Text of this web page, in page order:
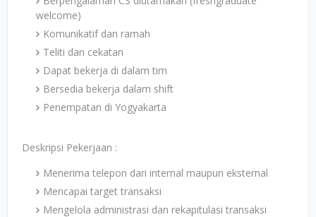
welcome)
Komunikatif dan ramah
Teliti dan cekatan
Dapat bekerja di dalam tim
Bersedia bekerja dalam shift
Penempatan di Yogyakarta
Deskripsi Pekerjaan :
Menerima telepon dari internal maupun eksternal
Mencapai target transaksi
Mengelola administrasi dan rekapitulasi transaksi